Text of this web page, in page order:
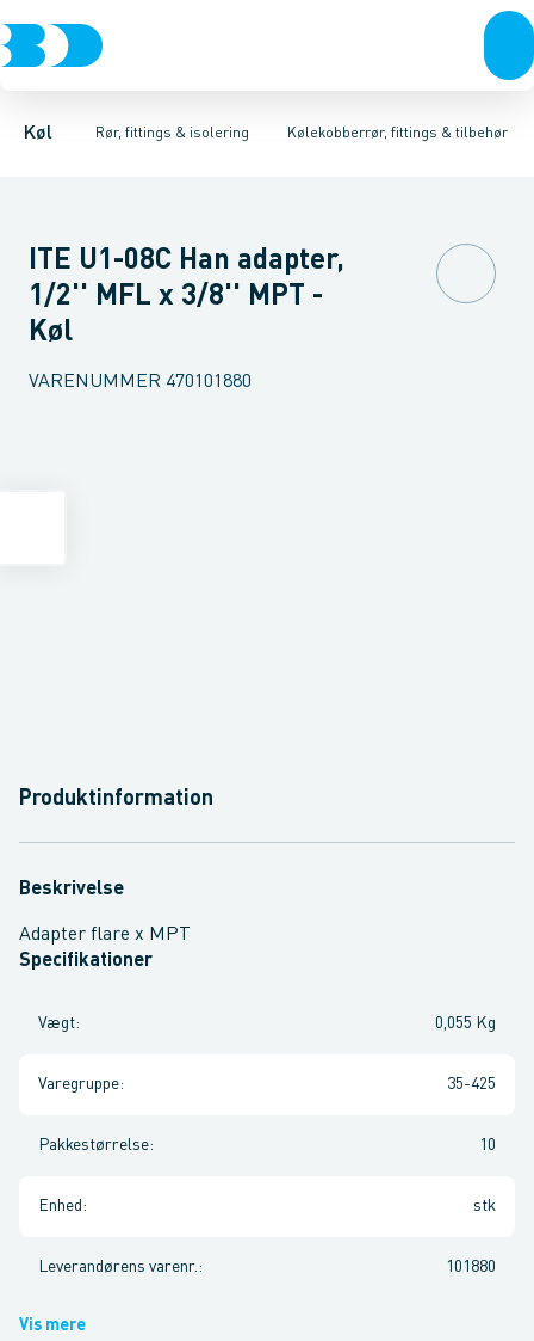
Køl Rør, fittings & isolering
KompressorerKondenseringsaggregaterFordampere
Kølekobberrør, fittings & tilbehør
Kølekobberrør, fittings & tilbehørCOOL-FIT 2.0 0°C til +60°C
Isoleret kølekobberrørKølekobberrørKobberpakninger &
ITE U1-08C Han adapter,
1/2'' MFL x 3/8'' MPT -
Køl
VARENUMMER 470101880
Produktinformation
Beskrivelse
Adapter flare x MPT
Specifikationer
Vægt: 0,055 Kg
Varegruppe: 35-425
Pakkestørrelse: 10
Enhed : stk
Leverandørens varenr. : 101880
Vis mere